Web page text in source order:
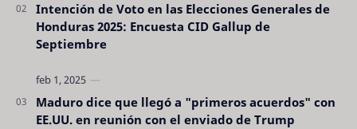
Intención de Voto en las Elecciones Generales de
Honduras 2025: Encuesta CID Gallup de
Septiembre
Maduro dice que llegó a "primeros acuerdos" con
EE.UU. en reunión con el enviado de Trump